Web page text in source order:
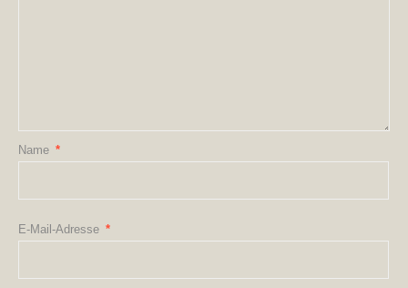
Name *
E-Mail-Adresse *